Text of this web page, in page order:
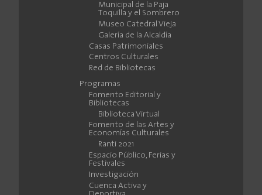
Municipal de la Paja
Toquilla y el Sombrero
Museo Catedral Vieja
Galería de la Alcaldía
Casas Patrimoniales
Centros Culturales
Red de Bibliotecas
Programas
Fomento Editorial y
Bibliotecas
Biblioteca Virtual
Fomento de las Artes y
Economías Culturales
Ranti 2021
Espacio Público, Ferias y
Festivales
Investigación
Cuenca Activa y